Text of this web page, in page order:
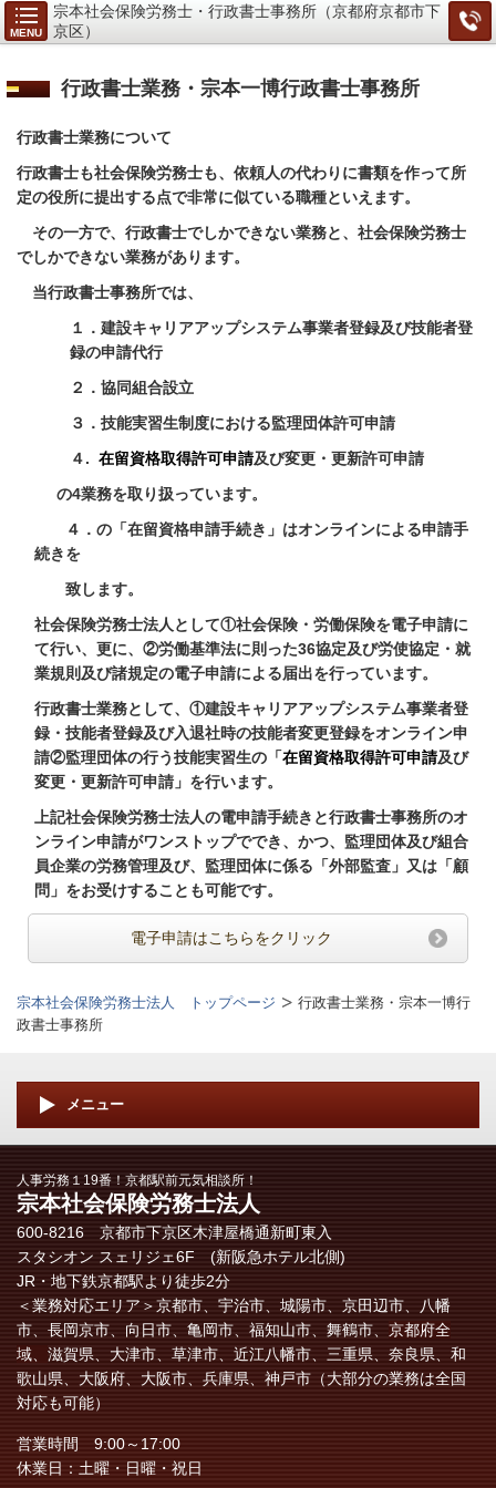
MENU
宗本社会保険労務士・行政書士事務所（京都府京都市下
京区）
行政書士業務・宗本一博行政書士事務所
行政書士業務について
行政書士も社会保険労務士も、依頼人の代わりに書類を作って所
定の役所に提出する点で非常に似ている職種といえます。
その一方で、行政書士でしかできない業務と、社会保険労務士
でしかできない業務があります。
当行政書士事務所では、
１． 建設キャリアアップシステム事業者登録及び技能者登
録の申請代行
２． 協同組合設立
３． 技能実習生制度における監理団体許可申請
４. 在留資格取得許可申請及び変更・更新許可申請
の4業務を取り扱っています。
４．の 「在留資格申請手続き」はオンラインによる申請手
続きを
致します。
社会保険労務士法人として①社会保険・労働保険を電子申請に
て行い、更に、②労働基準法に則った36協定及び労使協定・就
業規則及び諸規定の電子申請による届出を行っています。
行政書士業務として、①建設キャリアアップシステム事業者登
録・技能者登録及び入退社時の技能者変更登録をオンライン申
請②監理団体の行う技能実習生の「在留資格取得許可申請及び
変更・更新許可申請」を行います。
上記社会保険労務士法人の電申請手続きと行政書士事務所のオ
ンライン申請がワンストップででき、かつ、監理団体及び組合
員企業の労務管理及び、監理団体に係る「外部監査」又は「顧
問」をお受けすることも可能です。
電子申請はこちらをクリック
宗本社会保険労務士法人 トップページ
行政書士業務・宗本一博行
政書士事務所
メニュー
人事労務１19番！京都駅前元気相談所！
宗本社会保険労務士法人
600-8216 京都市下京区木津屋橋通新町東入
スタシオン スェリジェ6F (新阪急ホテル北側)
JR・地下鉄京都駅より徒歩2分
＜業務対応エリア＞京都市、宇治市、城陽市、京田辺市、八幡
市、長岡京市、向日市、亀岡市、福知山市、舞鶴市、 京都府全
域、 滋賀県、大津市、草津市、近江八幡市、三重県、奈良県、和
歌山県、大阪府、大阪市、兵庫県、神戸市（大部分の業務は全国
対応も可能）
営業時間 9:00～17:00
休業日：土曜・日曜・祝日